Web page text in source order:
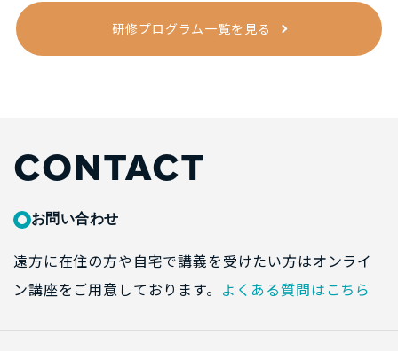
研修プログラム一覧を見る
CONTACT
お問い合わせ
遠方に在住の方や自宅で講義を受けたい方はオンライ
ン講座をご用意しております。 よくある質問はこちら